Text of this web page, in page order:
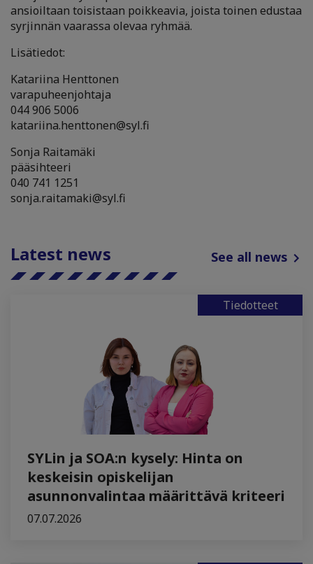
ansioiltaan toisistaan poikkeavia, joista toinen edustaa
syrjinnän vaarassa olevaa ryhmää.
Lisätiedot:
Katariina Henttonen
varapuheenjohtaja
044 906 5006
katariina.henttonen@syl.fi
Sonja Raitamäki
pääsihteeri
040 741 1251
sonja.raitamaki@syl.fi
Latest news See all news
Tiedotteet
SYLin ja SOA:n kysely: Hinta on
keskeisin opiskelijan
asunnonvalintaa määrittävä kriteeri
07.07.2026